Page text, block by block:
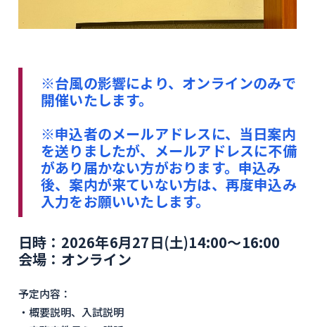
※台風の影響により、オンラインのみで
開催いたします。
※申込者のメールアドレスに、当日案内
を送りましたが、メールアドレスに不備
があり届かない方がおります。申込み
後、案内が来ていない方は、再度申込み
入力をお願いいたします。
日時：2026年6月27日(土)14:00～16:00
会場：オンライン
予定内容：
・概要説明、入試説明